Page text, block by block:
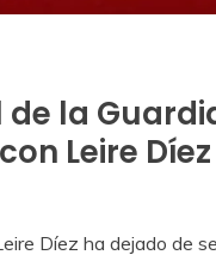
la
Leire Díez
Díez ha dejado de